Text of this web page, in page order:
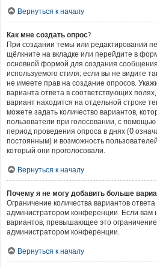
Вернуться к началу
Как мне создать опрос?
При создании темы или редактировании
щёлкните на вкладке или перейдите в
основной формой для создания
используемого стиля; если вы не видите
не имеете прав на создание опросов.
варианта ответа в соответствующих
вариант находится на отдельной строке
можете задать количество вариантов,
пользователи при голосовании, с
период проведения опроса в днях (0
постоянным) и возможность
который они проголосовали.
Вернуться к началу
Почему я не могу добавить больше
Ограничение количества вариантов
администратором конференции. Если вам
вариантов, превышающее это
администратором конференции.
Вернуться к началу